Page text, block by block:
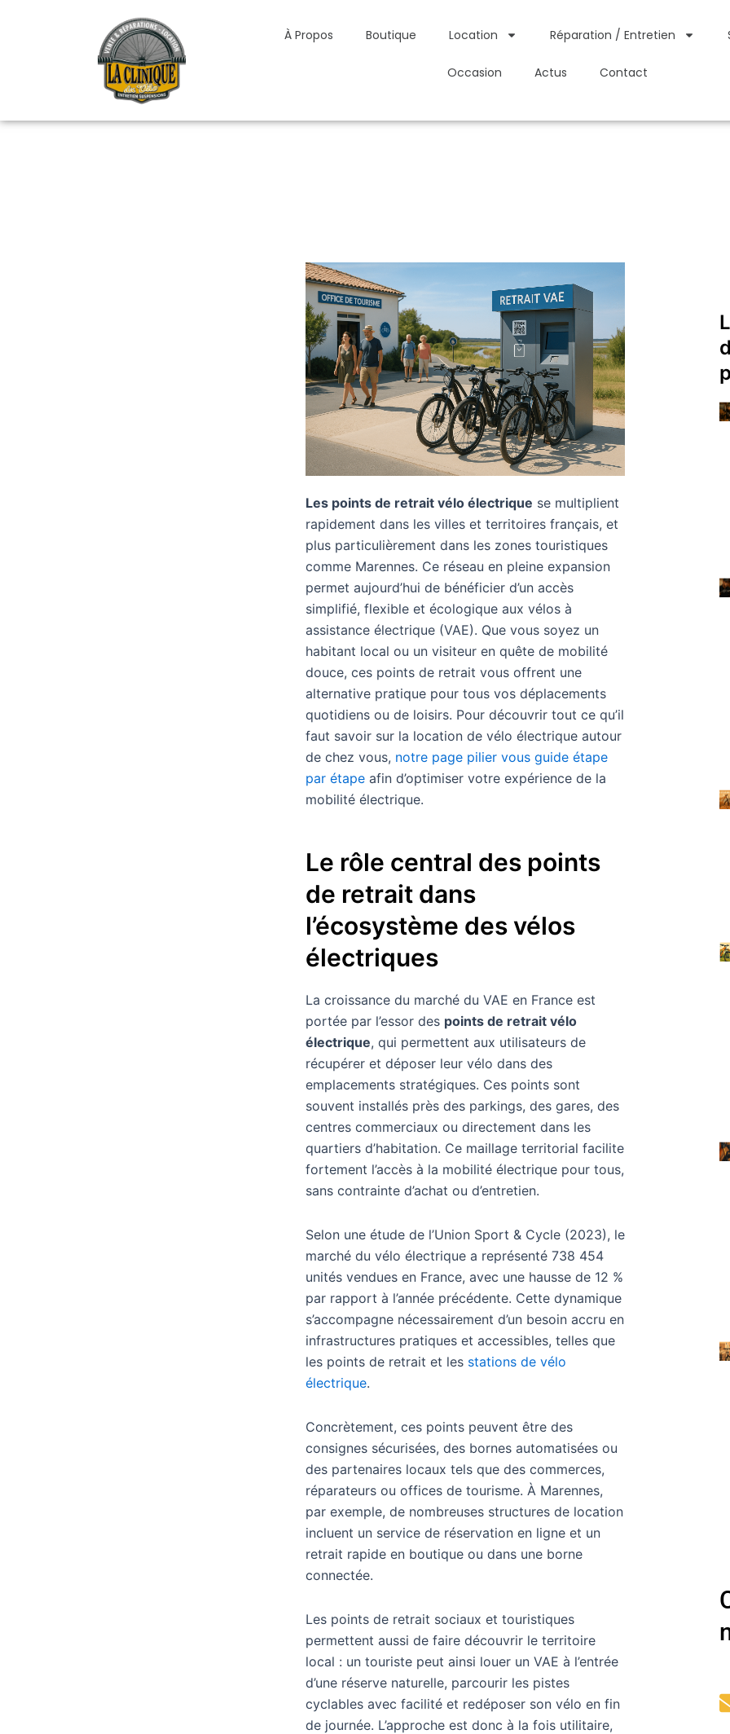
À Propos Boutique Location Réparation / Entretien
Occasion Actus Contact
Les points de retrait vélo électrique se multiplient
rapidement dans les villes et territoires français, et
plus particulièrement dans les zones touristiques
comme Marennes. Ce réseau en pleine expansion
permet aujourd’hui de bénéficier d’un accès
simplifié, flexible et écologique aux vélos à
assistance électrique (VAE). Que vous soyez un
habitant local ou un visiteur en quête de mobilité
douce, ces points de retrait vous offrent une
alternative pratique pour tous vos déplacements
quotidiens ou de loisirs. Pour découvrir tout ce qu’il
faut savoir sur la location de vélo électrique autour
de chez vous, notre page pilier vous guide étape
par étape afin d’optimiser votre expérience de la
mobilité électrique.
Le rôle central des points
de retrait dans
l’écosystème des vélos
électriques
La croissance du marché du VAE en France est
portée par l’essor des points de retrait vélo
électrique, qui permettent aux utilisateurs de
récupérer et déposer leur vélo dans des
emplacements stratégiques. Ces points sont
souvent installés près des parkings, des gares, des
centres commerciaux ou directement dans les
quartiers d’habitation. Ce maillage territorial facilite
fortement l’accès à la mobilité électrique pour tous,
sans contrainte d’achat ou d’entretien.
Selon une étude de l’Union Sport & Cycle (2023), le
marché du vélo électrique a représenté 738 454
unités vendues en France, avec une hausse de 12 %
par rapport à l’année précédente. Cette dynamique
s’accompagne nécessairement d’un besoin accru en
infrastructures pratiques et accessibles, telles que
les points de retrait et les stations de vélo
électrique.
Concrètement, ces points peuvent être des
consignes sécurisées, des bornes automatisées ou
des partenaires locaux tels que des commerces,
réparateurs ou offices de tourisme. À Marennes,
par exemple, de nombreuses structures de location
incluent un service de réservation en ligne et un
retrait rapide en boutique ou dans une borne
connectée.
Les points de retrait sociaux et touristiques
permettent aussi de faire découvrir le territoire
local : un touriste peut ainsi louer un VAE à l’entrée
d’une réserve naturelle, parcourir les pistes
cyclables avec facilité et redéposer son vélo en fin
de journée. L’approche est donc à la fois utilitaire,